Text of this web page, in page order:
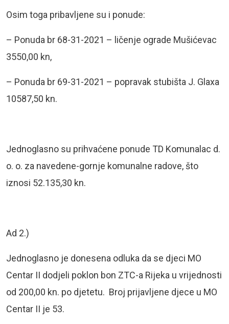
Osim toga pribavljene su i ponude:
– Ponuda br 68-31-2021 – ličenje ograde Mušićevac
3550,00 kn,
– Ponuda br 69-31-2021 – popravak stubišta J. Glaxa
10587,50 kn.
Jednoglasno su prihvaćene ponude TD Komunalac d.
o. o. za navedene-gornje komunalne radove, što
iznosi 52.135,30 kn.
Ad 2.)
Jednoglasno je donesena odluka da se djeci MO
Centar II dodjeli poklon bon ZTC-a Rijeka u vrijednosti
od 200,00 kn. po djetetu. Broj prijavljene djece u MO
Centar II je 53.